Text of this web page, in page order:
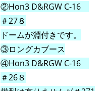
②Hon3 D&RGW C-16
＃27８
ドームが淵付きです。
③ロングカブース
④Hon3 D&RGW C-16
＃26８